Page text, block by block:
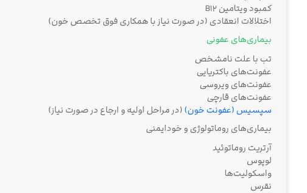
کمبود ویتامین B12
اختلالات انعقادی (در صورت نیاز با همکاری فوق تخصص خون)
بیماری‌های عفونی
تب با علت نامشخص
عفونت‌های باکتریایی
عفونت‌های ویروسی
عفونت‌های قارچی
سپسیس (عفونت خون) (در مراحل اولیه و ارجاع در صورت نیاز)
بیماری‌های روماتولوژی و خودایمنی
آرتریت روماتوئید
لوپوس
واسکولیت‌ها
نقرس